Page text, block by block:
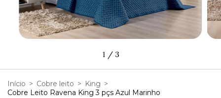
1 / 3
Início > Cobre leito > King >
Cobre Leito Ravena King 3 pçs Azul Marinho